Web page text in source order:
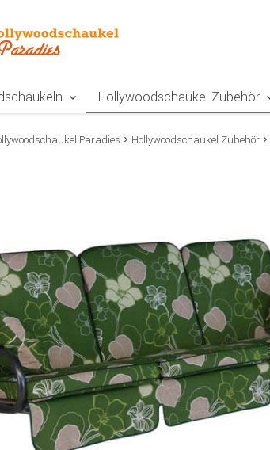
Hollywoodschaukel Zubehör
Paradies Hollywoodschaukel Zubehör